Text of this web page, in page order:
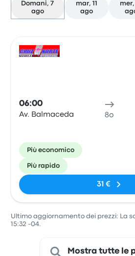
Domani, 7
ago
mar, 11
ago
mer,
06:00
Av. Balmaceda 8o
Più economico
Più rapido
31 €
Ultimo aggiornamento dei prezzi: La
15:32 -04.
Mostra tutte le